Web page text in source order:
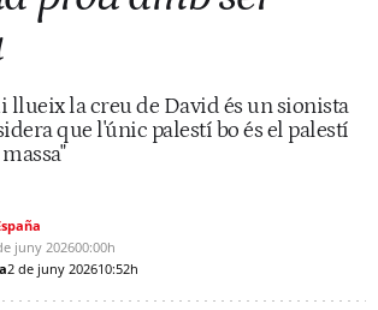
llueix la creu de David és un sionista
que l'únic palestí bo és el palestí
juny 202600:00h
2 de juny 202610:52h